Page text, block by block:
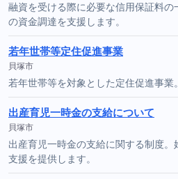
融資を受ける際に必要な信用保証料
の資金調達を支援します。
若年世帯等定住促進事業
貝塚市
若年世帯等を対象とした定住促進事業
出産育児一時金の支給について
貝塚市
出産育児一時金の支給に関する制度
支援を提供します。